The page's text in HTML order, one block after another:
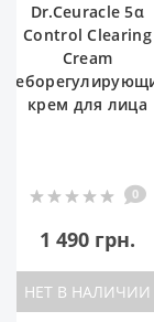
Dr. Ceuracle Pro-
Balance Pure
Cleansing Oil
Гидрофильное
масло с
0
1 090 грн.
НЕТ В НАЛИЧИИ